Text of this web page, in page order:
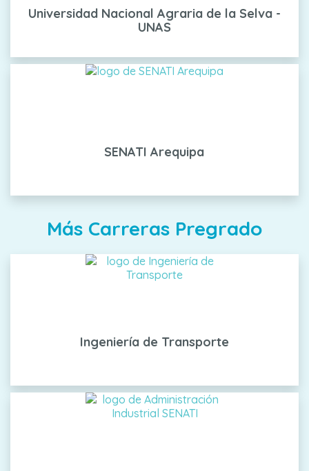
Universidad Nacional Agraria de la Selva -
UNAS
SENATI Arequipa
Más Carreras Pregrado
Ingeniería de Transporte